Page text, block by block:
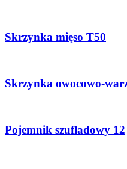
Skrzynka mięso T50
Skrzynka owocowo-
Pojemnik szufladowy 12